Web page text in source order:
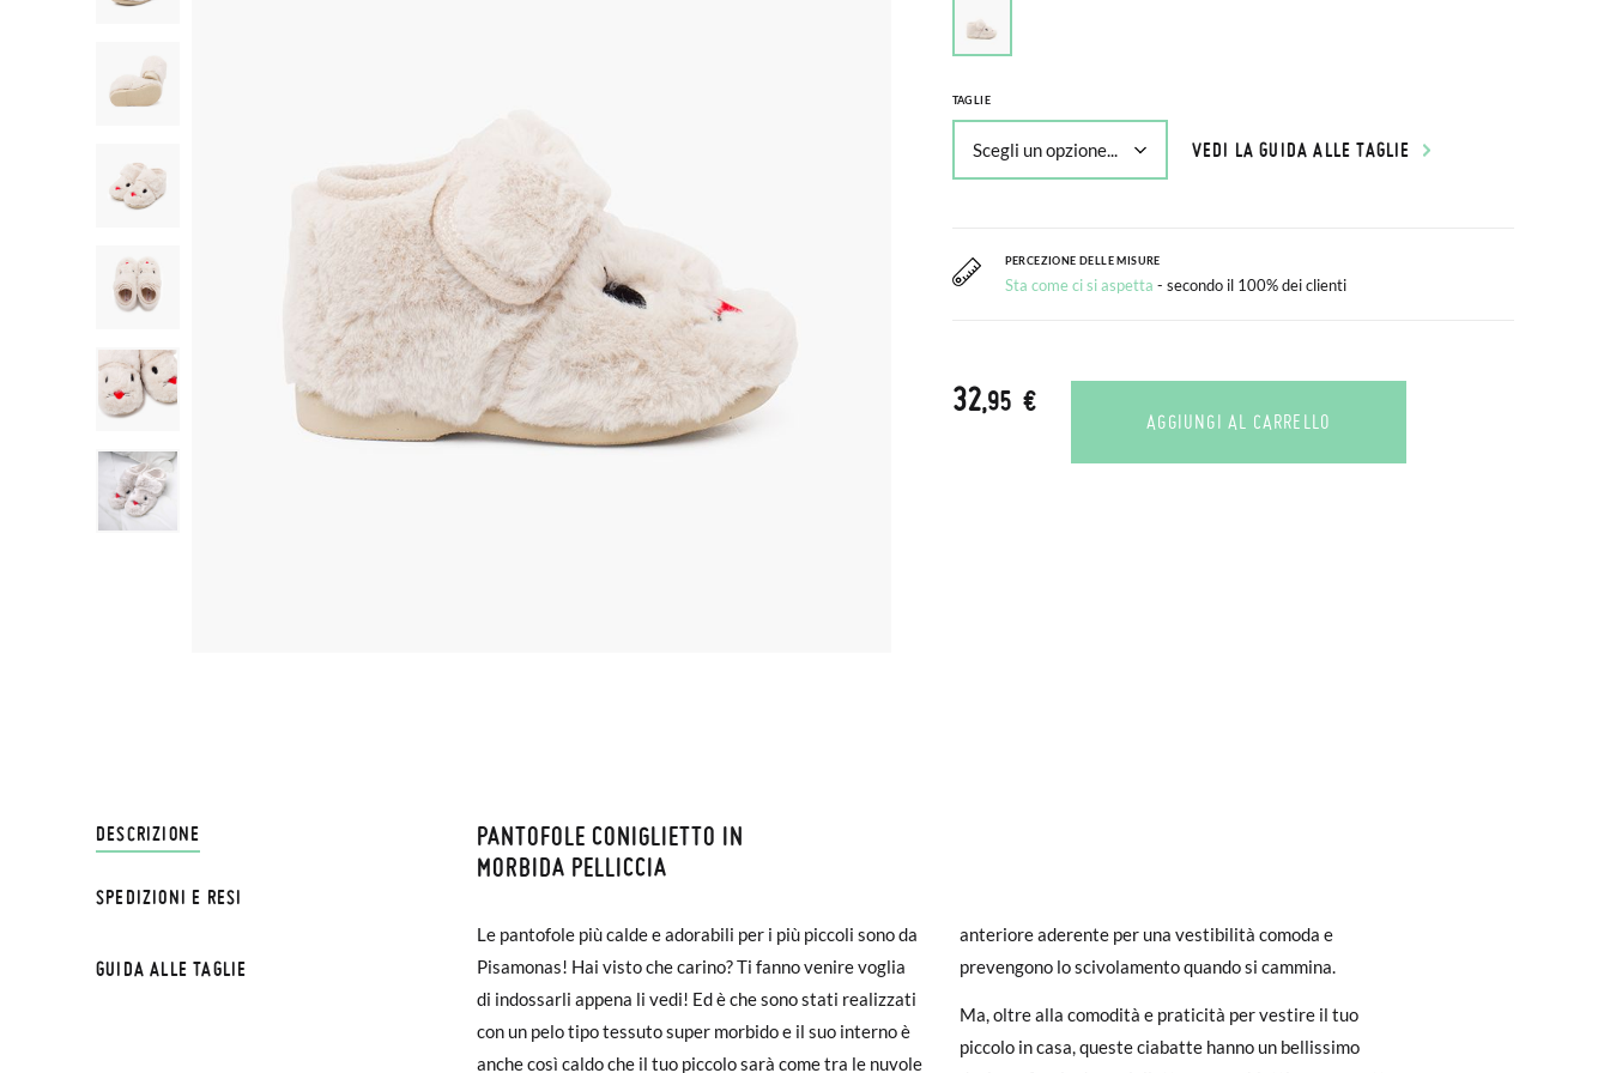
TAGLIE
VEDI LA GUIDA ALLE TAGLIE
PERCEZIONE DELLE MISURE
Sta come ci si aspetta - secondo il 100% dei clienti
32,95 €
AGGIUNGI AL CARRELLO
DESCRIZIONE
PANTOFOLE CONIGLIETTO IN
MORBIDA PELLICCIA
Le pantofole più calde e adorabili per i più piccoli sono da
Pisamonas! Hai visto che carino? Ti fanno venire voglia
di indossarli appena li vedi! Ed è che sono stati realizzati
con un pelo tipo tessuto super morbido e il suo interno è
anche così caldo che il tuo piccolo sarà come tra le nuvole
anteriore aderente per una vestibilità comoda e
prevengono lo scivolamento quando si cammina.
Ma, oltre alla comodità e praticità per vestire il tuo
piccolo in casa, queste ciabatte hanno un bellissimo
SPEDIZIONI E RESI
SPEDIZIONI E RESI
€ e impiegherà da 4 a 5 giorni lavorativi per arrivare tramite corriere. Ti preghiamo di notare che l'ordine deve essere
effettuato prima delle 15:00, altrimenti verrà spedito il giorno successivo.
Se le scarpe arrivano e non sono esattamente quello che cercavi, puoi richiedere facilmente un reso gratuito.
GUIDA ALLE TAGLIE
possa confrontare con la misura del piede del tuo bimbo o con la suola interna di altre scarpe che ha, non con la suola
esterna.
PANTOFOLE CONIGLIETTO IN MORBIDA PELLICCIA